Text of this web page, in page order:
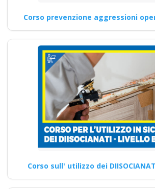
Corso prevenzione aggressioni
Corso sull' utilizzo dei